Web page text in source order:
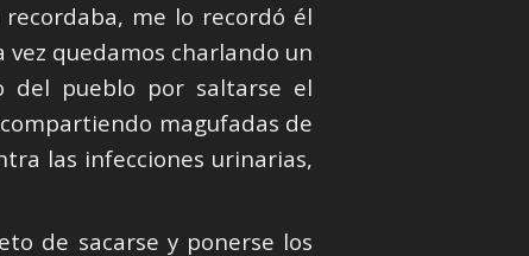
me lo recordó él
vez quedamos charlando un
del pueblo por saltarse el
magufadas de
las infecciones urinarias,
de sacarse y ponerse los